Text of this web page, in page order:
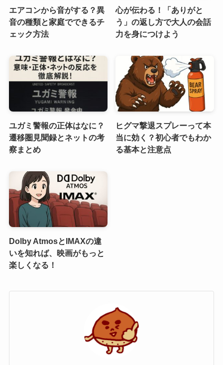
エアコンから音がする？異
音の種類と家庭でできるチ
ェック方法
心が伝わる！「ありがと
う」の返し方で大人の会話
力を身につけよう
ユガミ警報の正体はなに？
遷移圏見聞録とネットの考
察まとめ
ヒグマ撃退スプレーって本
当に効く？初心者でもわか
る基本と注意点
Dolby AtmosとIMAXの違
いを知れば、映画がもっと
楽しくなる！